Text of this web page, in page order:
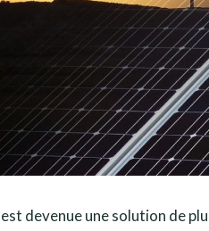
est devenue une solution de